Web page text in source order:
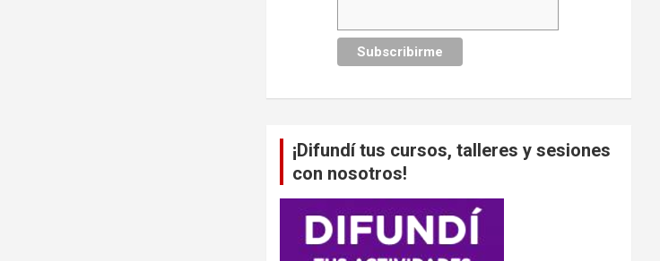
¡Difundí tus cursos, talleres y sesiones
con nosotros!